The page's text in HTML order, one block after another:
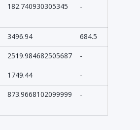
182.740930305345 -
3496.94 684.5
2519.984682505687 -
1749.44 -
873.9668102099999 -